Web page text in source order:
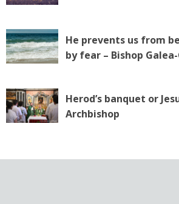
He prevents us from
by fear – Bishop
Herod’s banquet or
Archbishop